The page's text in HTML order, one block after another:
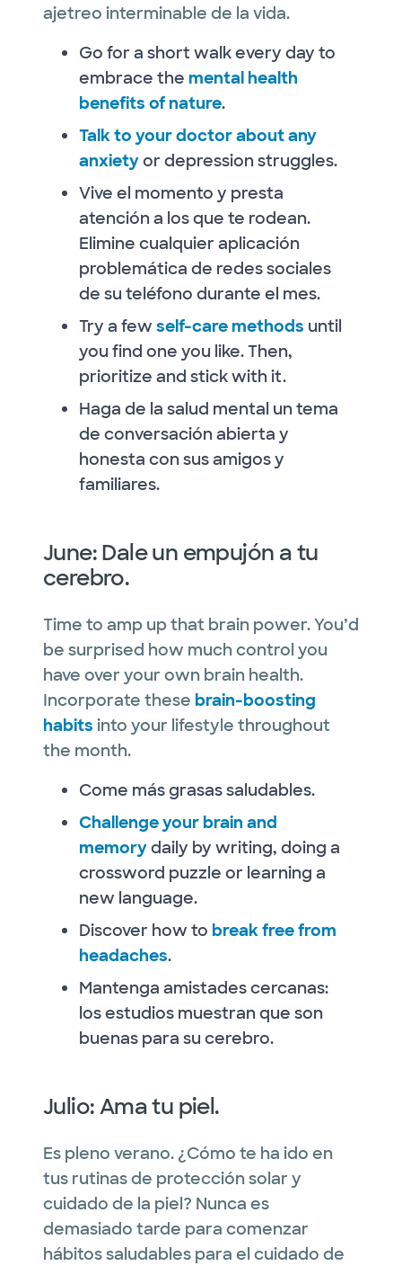
ajetreo interminable de la vida.
Go for a short walk every day to
embrace the mental health
benefits of nature.
Talk to your doctor about any
anxietyor depression struggles.
Vive el momento y presta
atención a los que te rodean.
Elimine cualquier aplicación
problemática de redes sociales
de su teléfono durante el mes.
Try a few self-care methods until
you find one you like. Then,
prioritize and stick with it.
Haga de la salud mental un tema
de conversación abierta y
honesta con sus amigos y
familiares.
June: Dale un empujón a tu
cerebro.
Time to amp up that brain power. You’d
be surprised how much control you
have over your own brain health.
Incorporate these brain-boosting
habits into your lifestyle throughout
the month.
Come más grasas saludables.
Challenge your brain and
memorydaily by writing, doing a
crossword puzzle or learning a
new language.
Discover how to break free from
headaches.
Mantenga amistades cercanas:
los estudios muestran que son
buenas para su cerebro.
Julio: Ama tu piel.
Es pleno verano. ¿Cómo te ha ido en
tus rutinas de protección solar y
cuidado de la piel? Nunca es
demasiado tarde para comenzar
hábitos saludables para el cuidado de